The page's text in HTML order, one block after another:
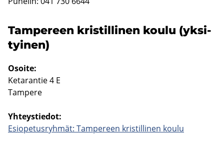
Tam­pe­reen kris­til­li­nen koulu (yk­si­
tyi­nen)
Osoi­te:
Ke­ta­ran­tie 4 E
Tam­pe­re
Yh­teys­tie­dot:
Esio­pe­tus­ryh­mät: Tam­pe­reen kris­til­li­nen koulu